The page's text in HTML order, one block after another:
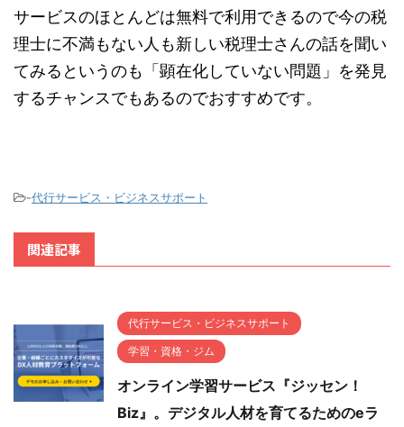
サービスのほとんどは無料で利用できるので今の税
理士に不満もない人も新しい税理士さんの話を聞い
てみるというのも「顕在化していない問題」を発見
するチャンスでもあるのでおすすめです。
-代行サービス・ビジネスサポート
関連記事
代行サービス・ビジネスサポート
学習・資格・ジム
オンライン学習サービス『ジッセン！
Biz』。デジタル人材を育てるためのeラ